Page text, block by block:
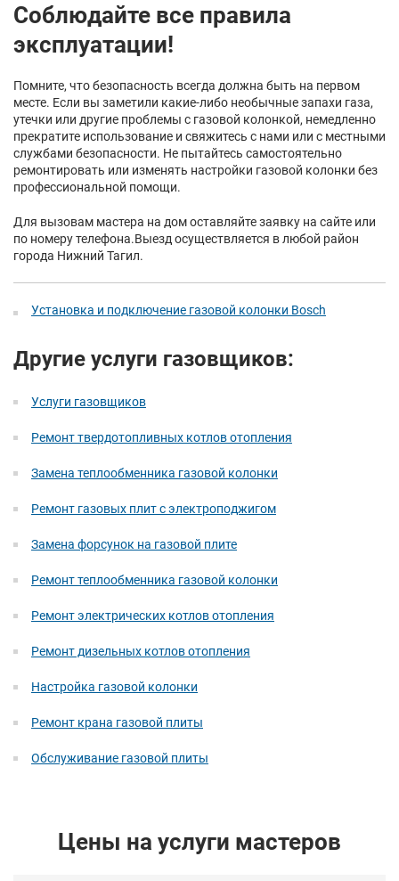
Соблюдайте все правила
эксплуатации!
Помните, что безопасность всегда должна быть на первом
месте. Если вы заметили какие-либо необычные запахи газа,
утечки или другие проблемы с газовой колонкой, немедленно
прекратите использование и свяжитесь с нами или с местными
службами безопасности. Не пытайтесь самостоятельно
ремонтировать или изменять настройки газовой колонки без
профессиональной помощи.
Для вызовам мастера на дом оставляйте заявку на сайте или
по номеру телефона.Выезд осуществляется в любой район
города Нижний Тагил.
Установка и подключение газовой колонки Bosch
Другие услуги газовщиков:
Услуги газовщиков
Ремонт твердотопливных котлов отопления
Замена теплообменника газовой колонки
Ремонт газовых плит с электроподжигом
Замена форсунок на газовой плите
Ремонт теплообменника газовой колонки
Ремонт электрических котлов отопления
Ремонт дизельных котлов отопления
Настройка газовой колонки
Ремонт крана газовой плиты
Обслуживание газовой плиты
Цены на услуги мастеров